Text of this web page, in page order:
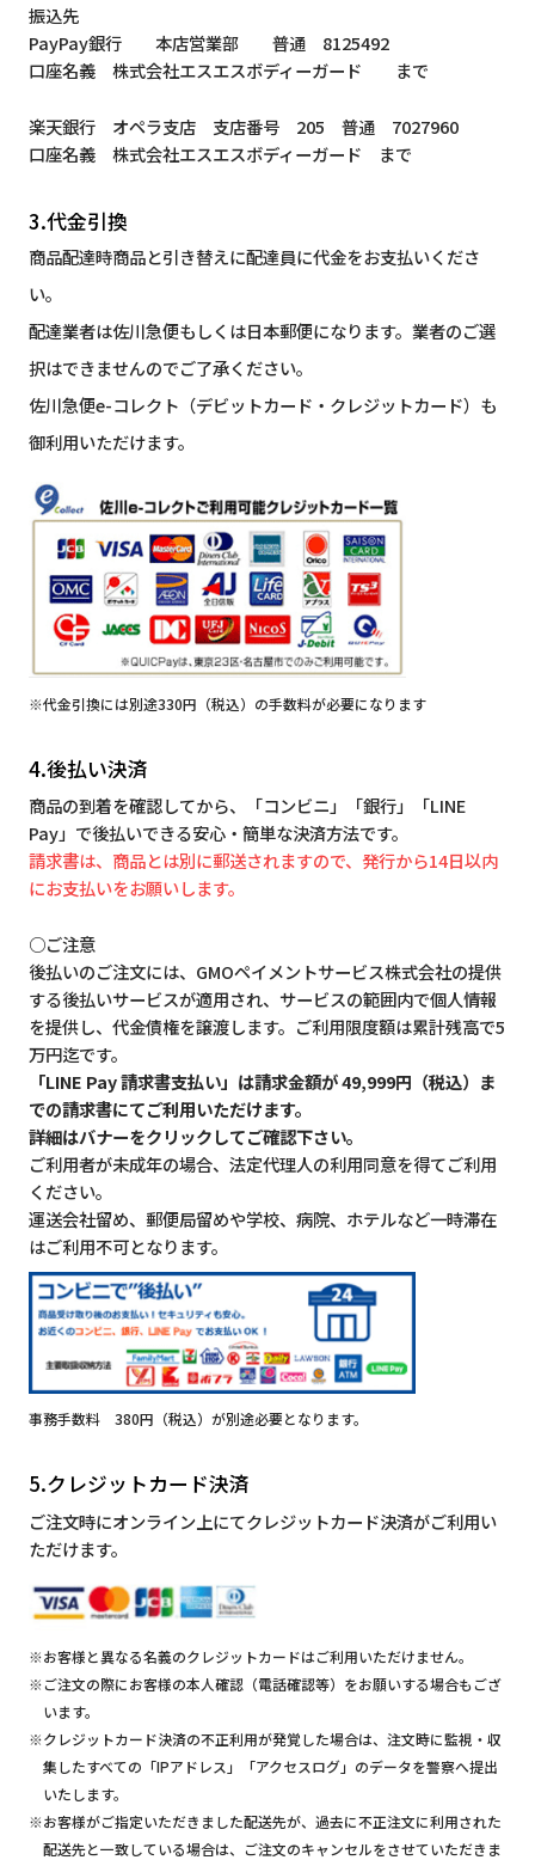
振込先
PayPay銀行 本店営業部 普通 8125492
口座名義 株式会社エスエスボディーガード まで
楽天銀行 オペラ支店 支店番号 205 普通 7027960
口座名義 株式会社エスエスボディーガード まで
3.代金引換
商品配達時商品と引き替えに配達員に代金をお支払いくださ
い。
配達業者は佐川急便もしくは日本郵便になります。業者のご選
択はできませんのでご了承ください。
佐川急便e-コレクト（デビットカード・クレジットカード）も
御利用いただけます。
※代金引換には別途330円（税込）の手数料が必要になります
4.後払い決済
商品の到着を確認してから、「コンビニ」「銀行」「LINE
Pay」で後払いできる安心・簡単な決済方法です。
請求書は、商品とは別に郵送されますので、発行から14日以内
にお支払いをお願いします。
○ご注意
後払いのご注文には、GMOペイメントサービス株式会社の提供
する後払いサービスが適用され、サービスの範囲内で個人情報
を提供し、代金債権を譲渡します。ご利用限度額は累計残高で5
万円迄です。
「LINE Pay 請求書支払い」は請求金額が 49,999円（税込）ま
での請求書にてご利用いただけます。
詳細はバナーをクリックしてご確認下さい。
ご利用者が未成年の場合、法定代理人の利用同意を得てご利用
ください。
運送会社留め、郵便局留めや学校、病院、ホテルなど一時滞在
はご利用不可となります。
事務手数料 380円（税込）が別途必要となります。
5.クレジットカード決済
ご注文時にオンライン上にてクレジットカード決済がご利用い
ただけます。
※お客様と異なる名義のクレジットカードはご利用いただけません。
※ご注文の際にお客様の本人確認（電話確認等）をお願いする場合もござ
います。
※クレジットカード決済の不正利用が発覚した場合は、注文時に監視・収
集したすべての「IPアドレス」「アクセスログ」のデータを警察へ提出
いたします。
※お客様がご指定いただきました配送先が、過去に不正注文に利用された
配送先と一致している場合は、ご注文のキャンセルをさせていただきま